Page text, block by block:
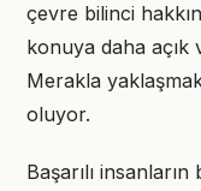
çevre bilinci
konuya daha açık
Merakla
oluyor.
Başarılı